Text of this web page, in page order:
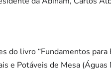
do livro “Fundamentos
e Potáveis de Mesa